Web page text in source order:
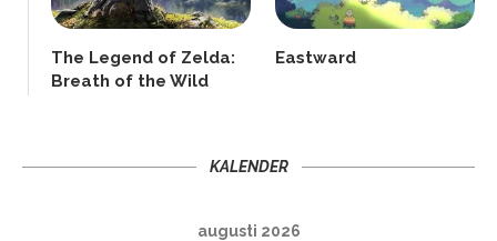
The Legend of Zelda:
Breath of the Wild
Eastward
KALENDER
augusti 2026